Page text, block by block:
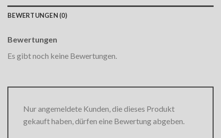
BEWERTUNGEN (0)
Bewertungen
Es gibt noch keine Bewertungen.
Nur angemeldete Kunden, die dieses Produkt
gekauft haben, dürfen eine Bewertung abgeben.